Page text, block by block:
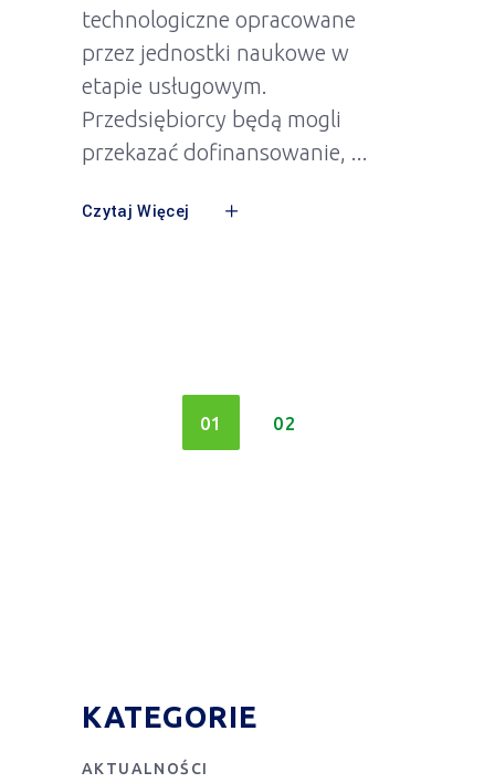
technologiczne opracowane
przez jednostki naukowe w
etapie usługowym.
Przedsiębiorcy będą mogli
przekazać dofinansowanie,
Czytaj Więcej
01 02
KATEGORIE
AKTUALNOŚCI